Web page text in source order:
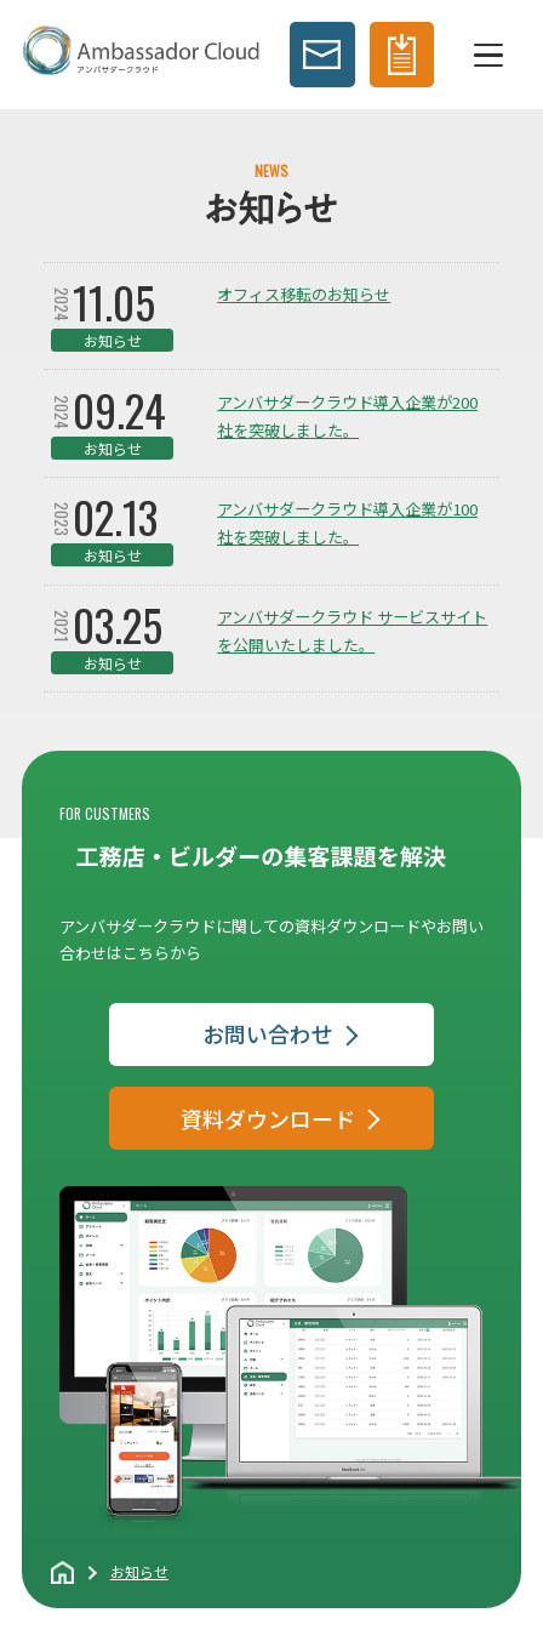
NEWS
202411.05
お知らせ
オフィス移転のお知らせ
2024 09.24
お知らせ
アンバサダークラウド導入企業が200
社を突破しました。
2023 02.13
お知らせ
アンバサダークラウド導入企業が100
社を突破しました。
2021 03.25
お知らせ
アンバサダークラウド サービスサイト
を公開いたしました。
FOR CUSTMERS
アンバサダークラウドに関しての資料ダウンロードやお問い
合わせはこちらから
お問い合わせ
資料ダウンロード
お知らせ